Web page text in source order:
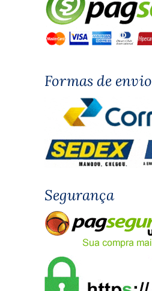
Formas de envio
Segurança